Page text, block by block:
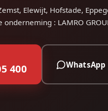
Elewijt, Hofstade,
: LAMRO
400 WhatsApp